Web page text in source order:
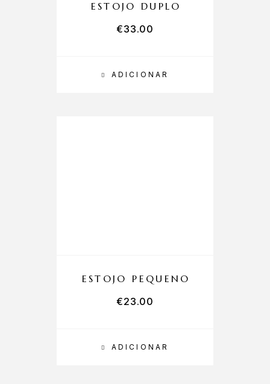
ADICIONAR
ESTOJO DUPLO
€33.00
ADICIONAR
ESTOJO PEQUENO
€23.00